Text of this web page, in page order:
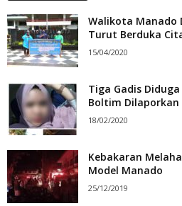
Walikota Manado
Turut Berduka
15/04/2020
Tiga Gadis
Boltim Dilaporkan
18/02/2020
Kebakaran
Model Manado
25/12/2019